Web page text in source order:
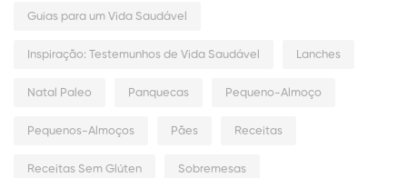
Guias para um Vida Saudável
Inspiração: Testemunhos de Vida Saudável Lanches
Natal Paleo Panquecas Pequeno-Almoço
Pequenos-Almoços Pães Receitas
Receitas Sem Glúten Sobremesas